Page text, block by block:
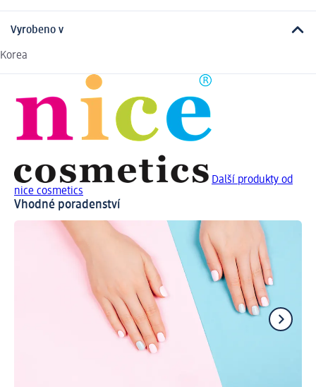
Vyrobeno v
Korea
Další produkty od
nice cosmetics
Vhodné poradenství